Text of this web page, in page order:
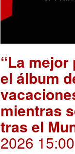
“La mejor
el álbum
mientras
tras el
2026 15:00